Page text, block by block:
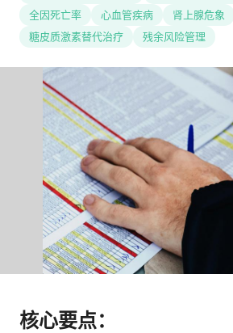
全因死亡率
心血管疾病
肾上腺危象
糖皮质激素替代治疗
残余风险管理
核心要点：